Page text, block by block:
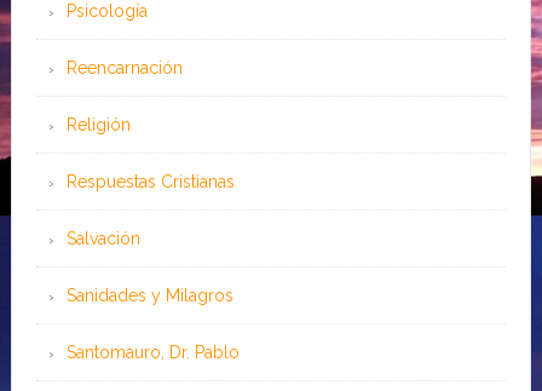
Psicología
Reencarnación
Religión
Respuestas Cristianas
Salvación
Sanidades y Milagros
Santomauro, Dr. Pablo